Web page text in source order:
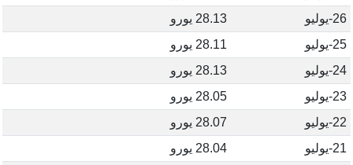
26-يوليو
28.13 يورو
25-يوليو
28.11 يورو
24-يوليو
28.13 يورو
23-يوليو
28.05 يورو
22-يوليو
28.07 يورو
21-يوليو
28.04 يورو